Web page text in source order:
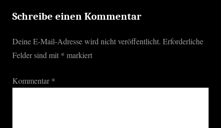
o
t
:
Schreibe einen Kommentar
Deine E-Mail-Adresse wird nicht veröffentlicht. Erforderliche
Felder sind mit * markiert
Kommentar*